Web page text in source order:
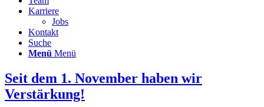
Karriere
Jobs
Kontakt
Suche
Menü Menü
Seit dem 1. November haben wir
Verstärkung!